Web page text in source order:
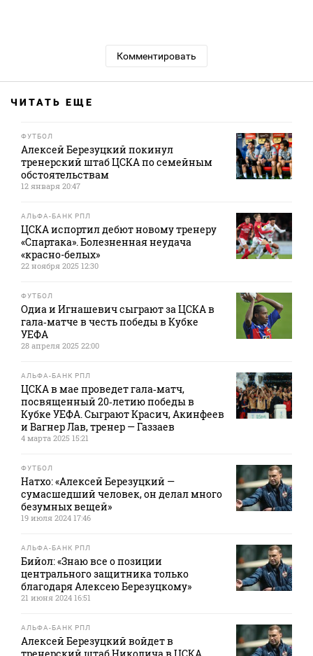
Комментировать
ЧИТАТЬ ЕЩЕ
ФУТБОЛ
Алексей Березуцкий покинул
тренерский штаб ЦСКА по семейным
обстоятельствам
12 января 20:47
АЛЬФА-БАНК РПЛ
ЦСКА испортил дебют новому тренеру
«Спартака». Болезненная неудача
«красно-белых»
22 ноября 2025 12:30
ФУТБОЛ
Одиа и Игнашевич сыграют за ЦСКА в
гала‑матче в честь победы в Кубке
УЕФА
28 апреля 2025 22:00
АЛЬФА-БАНК РПЛ
ЦСКА в мае проведет гала‑матч,
посвященный 20‑летию победы в
Кубке УЕФА. Сыграют Красич, Акинфеев
и Вагнер Лав, тренер — Газзаев
4 марта 2025 15:21
ФУТБОЛ
Натхо: «Алексей Березуцкий —
сумасшедший человек, он делал много
безумных вещей»
19 июля 2024 17:46
АЛЬФА-БАНК РПЛ
Бийол: «Знаю все о позиции
центрального защитника только
благодаря Алексею Березуцкому»
21 июня 2024 16:51
АЛЬФА-БАНК РПЛ
Алексей Березуцкий войдет в